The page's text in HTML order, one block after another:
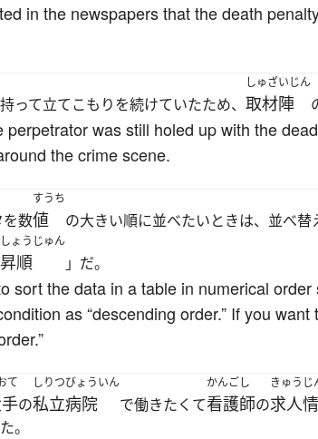
in the newspapers that the death
って立てこもりを続けていたため、
しゅざいじん
取材陣
perpetrator was still holed up with the
the crime scene.
を数
すうち
値 の大きい順に並べたいときは、並べ
しょうじゅん
昇順 」だ。
sort the data in a table in numerical
as “descending order.” If you
て
の
しりつびょういん
私立病院 で働きたくて
かんごし
看護師の
きゅうじ
求人
。